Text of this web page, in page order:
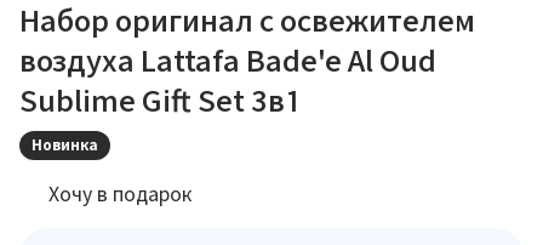
Набор оригинал с освежителем
воздуха Lattafa Bade'e Al Oud
Sublime Gift Set 3в1
Новинка
Хочу в подарок